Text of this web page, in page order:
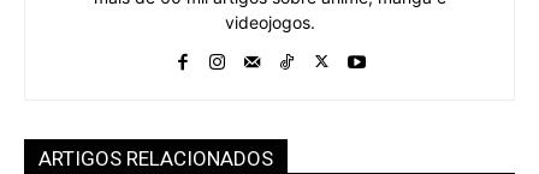
videojogos.
ARTIGOS RELACIONADOS